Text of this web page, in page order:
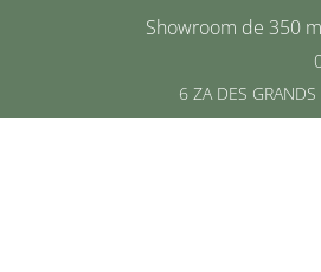
Showroom de 350
6 ZA DES